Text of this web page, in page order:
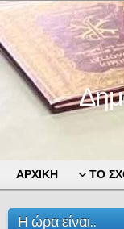
ΑΡΧΙΚΗ ΤΟ
Η ώρα είναι..